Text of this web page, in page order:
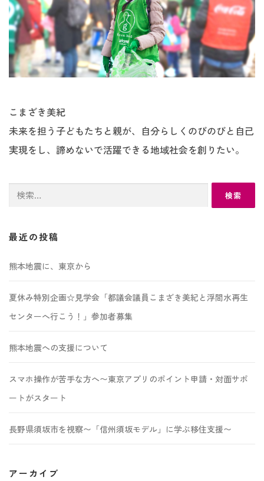
こまざき美紀
未来を担う子どもたちと親が、自分らしくのびのびと自己
実現をし、諦めないで活躍できる地域社会を創りたい。
検
最近の投稿
熊本地震に、東京から
夏休み特別企画☆見学会「都議会議員こまざき美紀と浮間水再生
センターへ行こう！」参加者募集
熊本地震への支援について
スマホ操作が苦手な方へ〜東京アプリのポイント申請・対面サポ
ートがスタート
長野県須坂市を視察〜「信州須坂モデル」に学ぶ移住支援〜
アーカイブ